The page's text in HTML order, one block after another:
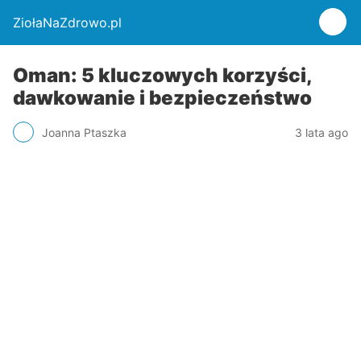
ZiołaNaZdrowo.pl
Oman: 5 kluczowych korzyści,
dawkowanie i bezpieczeństwo
Joanna Ptaszka 3 lata ago